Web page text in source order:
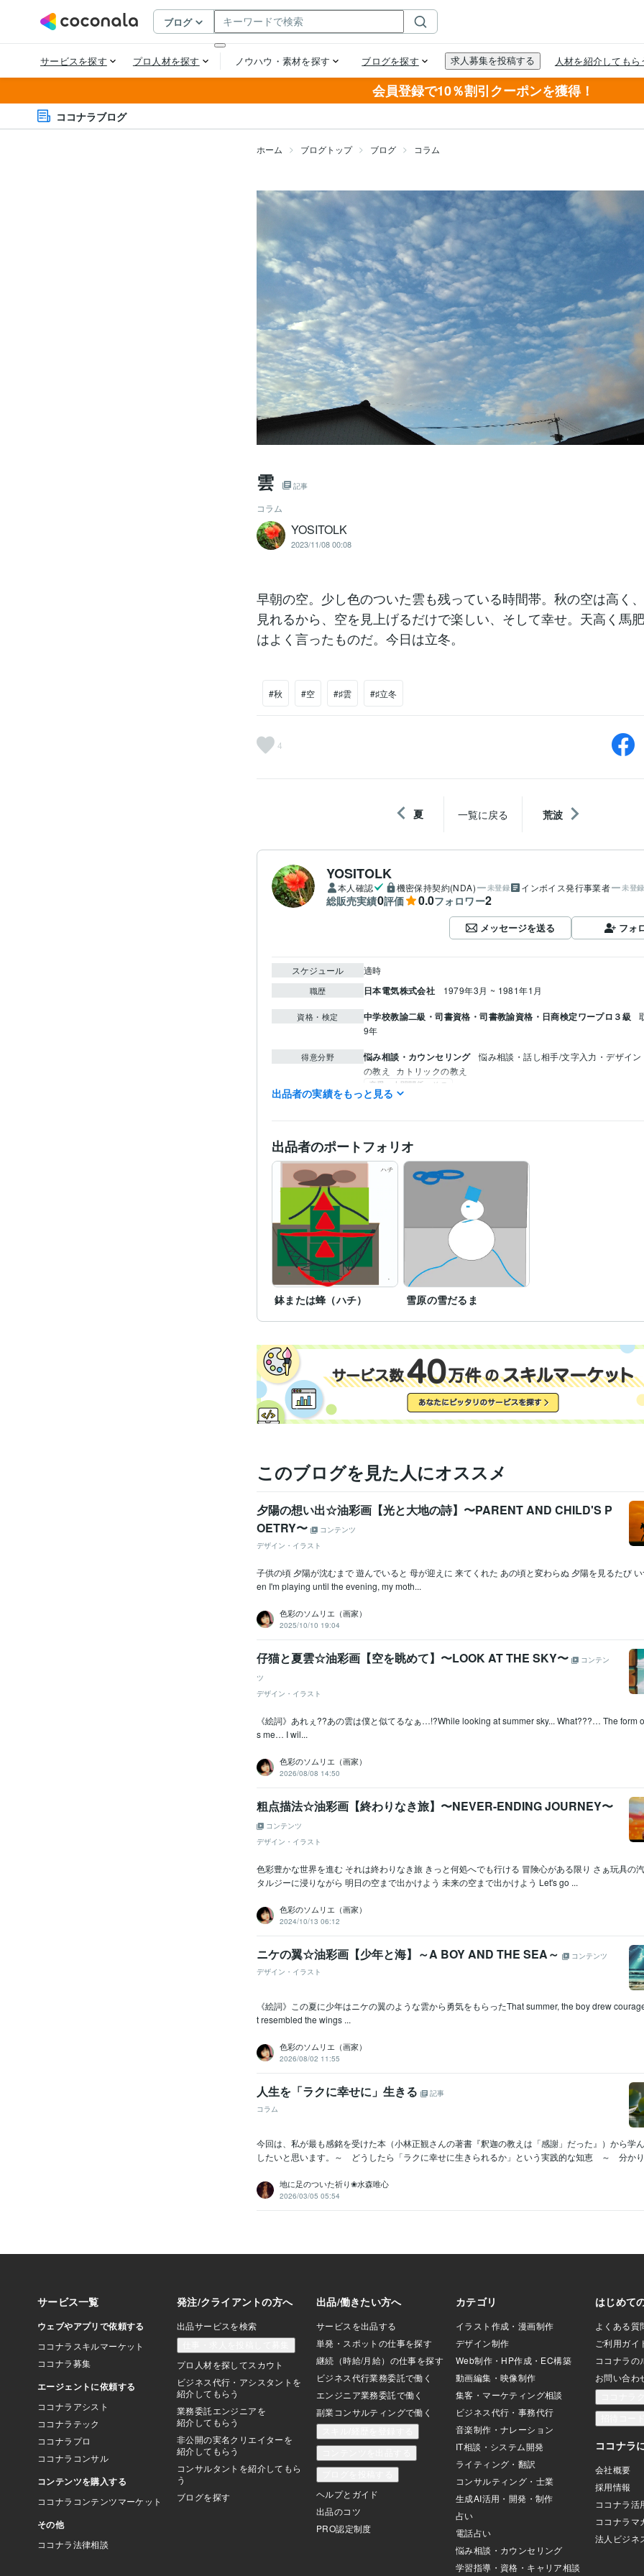
会員登録で10％割引クーポンを獲得！
ココナラブログ
ホーム ブログトップ ブログ コラム
雲 記事
コラム
YOSITOLK
2023/11/08 00:08
早朝の空。少し色のついた雲も残っている時間帯。秋の空は高く
見れるから、空を見上げるだけで楽しい、そして幸せ。天高く馬
はよく言ったものだ。今日は立冬。
#秋 #空 #♯雲 #♯立冬
4
夏 一覧に戻る 荒波
YOSITOLK
本人確認 機密保持契約(NDA) 未登録 インボイス発行事業者 未登録
総販売実績0評価 0.0フォロワー2
メッセージを送る フォ
スケジュール 適時
職歴 日本電気株式会社 1979年3月 ~ 1981年1月
資格・検定 中学校教諭二級・司書資格・司書教諭資格・日商検定ワープロ３級
9年
得意分野 悩み相談・カウンセリング 悩み相談・話し相手/文字入力・デザイン
の教え
カトリックの教え
恋愛・人間関係・その
悩み相談・カウンセリング
学歴 鹿児島短期大学 1977年3月 ~ 1979年2月
語学力 英語 日常会話レベル
出品者の実績をもっと見る
出品者のポートフォリオ
鉢または蜂（ハチ） 雪原の雪だるま
このブログを見た人にオススメ
夕陽の想い出☆油彩画【光と大地の詩】〜PARENT AND CHILD'S P
OETRY〜
コンテンツ
デザイン・イラスト
子供の頃 夕陽が沈むまで 遊んでいると 母が迎えに 来てくれた あの頃と変わらぬ 夕陽を見るたび
en I'm playing until the evening, my moth...
色彩のソムリエ（画家）
2025/10/10 19:04
仔猫と夏雲☆油彩画【空を眺めて】〜LOOK AT THE SKY〜
コンテン
ツ
デザイン・イラスト
《絵詞》あれぇ??あの雲は僕と似てるなぁ…!?While looking at summer sky... What???… The form
s me… I wil...
色彩のソムリエ（画家）
2026/08/08 14:50
粗点描法☆油彩画【終わりなき旅】〜NEVER-ENDING JOURNEY〜
コンテンツ
デザイン・イラスト
色彩豊かな世界を進む それは終わりなき旅 きっと何処へでも行ける 冒険心がある限り さぁ玩具の
タルジーに浸りながら 明日の空まで出かけよう 未来の空まで出かけよう Let's go ...
色彩のソムリエ（画家）
2024/10/13 06:12
ニケの翼☆油彩画【少年と海】～A BOY AND THE SEA～
コンテンツ
デザイン・イラスト
《絵詞》この夏に少年はニケの翼のような雲から勇気をもらったThat summer, the boy drew
t resembled the wings ...
色彩のソムリエ（画家）
2026/08/02 11:55
人生を「ラクに幸せに」生きる
記事
コラム
今回は、私が最も感銘を受けた本（小林正観さんの著書『釈迦の教えは「感謝」だった』）から学
したいと思います。～ どうしたら「ラクに幸せに生きられるか」という実践的な知恵 ～ 分か
地に足のついた祈り❀水森唯心
2026/03/05 05:54